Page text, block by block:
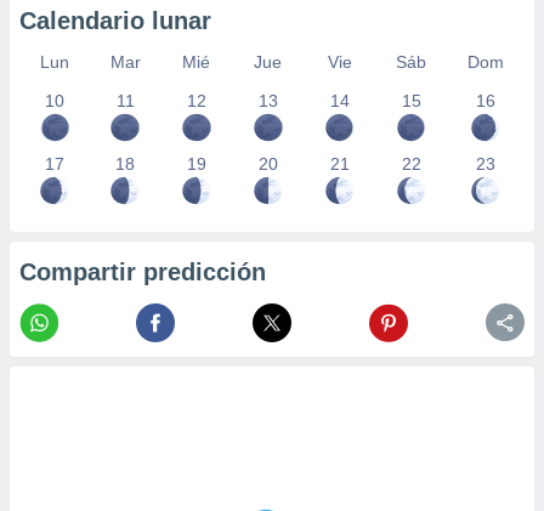
Calendario lunar
Lun Mar Mié Jue Vie Sáb
Dom
10
11 12 13 14 15 16
17 18 19 20 21 22 23
Compartir predicción